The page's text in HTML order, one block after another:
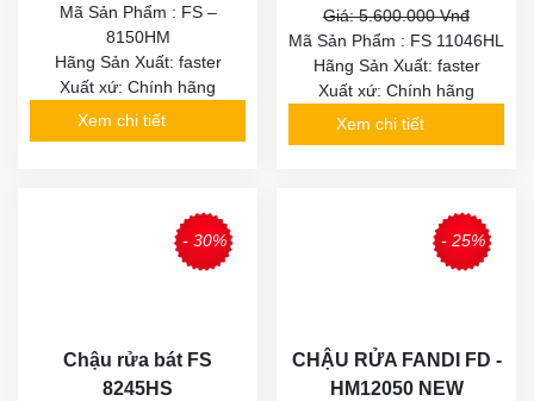
Mã Sản Phẩm : FS –
8150HM
Hãng Sản Xuất: faster
Xuất xứ: Chính hãng
Xem chi tiết
Giá: 5.600.000 Vnđ
Mã Sản Phẩm : FS 11046HL
Hãng Sản Xuất: faster
Xuất xứ: Chính hãng
Xem chi tiết
- 30%
Chậu rửa bát FS
8245HS
- 25%
CHẬU RỬA FANDI FD -
HM12050 NEW